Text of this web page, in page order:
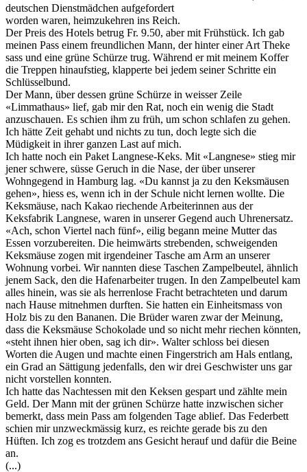
deutschen Dienstmädchen aufgefordert
worden waren, heimzukehren ins Reich.
Der Preis des Hotels betrug Fr. 9.50, aber mit Frühstück. Ich gab
meinen Pass einem freundlichen Mann, der hinter einer Art Theke
sass und eine grüne Schürze trug. Während er mit meinem Koffer
die Treppen hinaufstieg, klapperte bei jedem seiner Schritte ein
Schlüsselbund.
Der Mann, über dessen grüne Schürze in weisser Zeile
«Limmathaus» lief, gab mir den Rat, noch ein wenig die Stadt
anzuschauen. Es schien ihm zu früh, um schon schlafen zu gehen.
Ich hätte Zeit gehabt und nichts zu tun, doch legte sich die
Müdigkeit in ihrer ganzen Last auf mich.
Ich hatte noch ein Paket Langnese-Keks. Mit «Langnese» stieg mir
jener schwere, süsse Geruch in die Nase, der über unserer
Wohngegend in Hamburg lag. «Du kannst ja zu den Keksmäusen
gehen», hiess es, wenn ich in der Schule nicht lernen wollte. Die
Keksmäuse, nach Kakao riechende Arbeiterinnen aus der
Keksfabrik Langnese, waren in unserer Gegend auch Uhrenersatz.
«Ach, schon Viertel nach fünf», eilig begann meine Mutter das
Essen vorzubereiten. Die heimwärts strebenden, schweigenden
Keksmäuse zogen mit irgendeiner Tasche am Arm an unserer
Wohnung vorbei. Wir nannten diese Taschen Zampelbeutel, ähnlich
jenem Sack, den die Hafenarbeiter trugen. In den Zampelbeutel kam
alles hinein, was sie als herrenlose Fracht betrachteten und darum
nach Hause mitnehmen durften. Sie hatten ein Einheitsmass von
Holz bis zu den Bananen. Die Brüder waren zwar der Meinung,
dass die Keksmäuse Schokolade und so nicht mehr riechen könnten,
«steht ihnen hier oben, sag ich dir». Walter schloss bei diesen
Worten die Augen und machte einen Fingerstrich am Hals entlang,
ein Grad an Sättigung jedenfalls, den wir drei Geschwister uns gar
nicht vorstellen konnten.
Ich hatte das Nachtessen mit den Keksen gespart und zählte mein
Geld. Der Mann mit der grünen Schürze hatte inzwischen sicher
bemerkt, dass mein Pass am folgenden Tage ablief. Das Federbett
schien mir unzweckmässig kurz, es reichte gerade bis zu den
Hüften. Ich zog es trotzdem ans Gesicht herauf und dafür die Beine
an.
(...)